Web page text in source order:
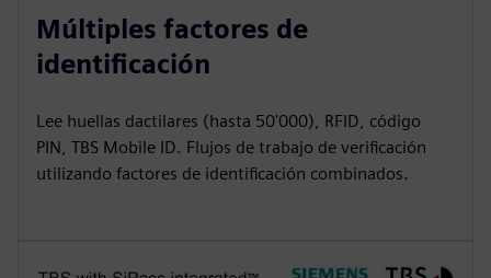
Múltiples factores de
identificación
Lee huellas dactilares (hasta 50'000), RFID, código
PIN, TBS Mobile ID. Flujos de trabajo de verificación
utilizando factores de identificación combinados.